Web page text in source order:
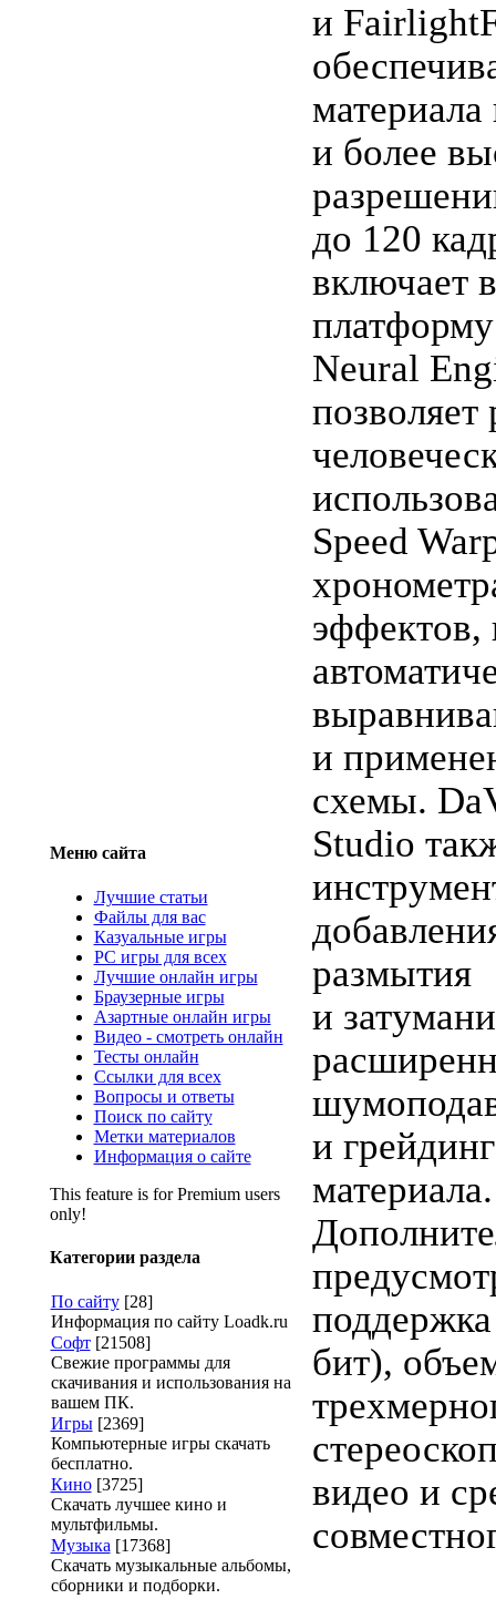
Меню сайта
Лучшие статьи
Файлы для вас
Казуальные игры
PC игры для всех
Лучшие онлайн игры
Браузерные игры
Азартные онлайн игры
Видео - смотреть онлайн
Тесты онлайн
Ссылки для всех
Вопросы и ответы
Поиск по сайту
Метки материалов
Информация о сайте
This feature is for Premium users
only!
Категории раздела
По сайту [28]
Информация по сайту Loadk.ru
Софт [21508]
Свежие программы для
скачивания и использования на
вашем ПК.
Игры [2369]
Компьютерные игры скачать
бесплатно.
Кино [3725]
Скачать лучшее кино и
мультфильмы.
Музыка [17368]
Скачать музыкальные альбомы,
сборники и подборки.
и
и более
до 120
включает
Neural
позволяет
Speed
эффектов,
и
схемы.
Studio
размытия
и
и
материала.
бит),
видео и